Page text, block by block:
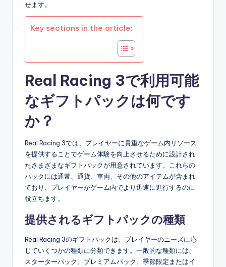
せます。
Key sections in the article:
Real Racing 3で利用可能
なギフトパックは何です
か？
Real Racing 3では、プレイヤーに貴重なゲーム内リソース
を提供することでゲーム体験を向上させるために設計され
たさまざまなギフトパックが用意されています。これらの
パックには通常、通貨、車両、その他のアイテムが含まれ
ており、プレイヤーがゲーム内でより迅速に進行するのに
役立ちます。
提供されるギフトパックの種類
Real Racing 3のギフトパックは、プレイヤーのニーズに応
じていくつかの種類に分類できます。一般的な種類には、
スターターパック、プレミアムパック、季節限定またはイ